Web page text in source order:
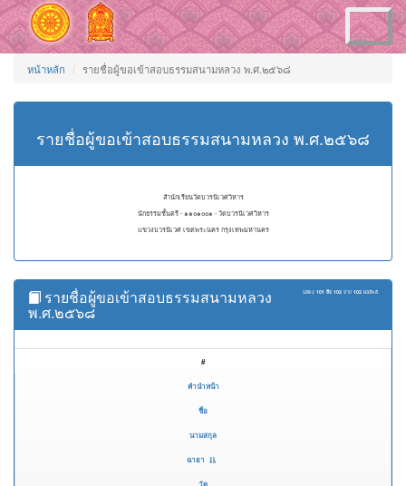
Toggle
navigation
หน้าหลัก รายชื่อผู้ขอเข้าสอบธรรมสนามหลวง พ.ศ.๒๕๖๘
รายชื่อผู้ขอเข้าสอบธรรมสนามหลวง พ.ศ.๒๕๖๘
สำนักเรียนวัดบวรนิเวศวิหาร
นักธรรมชั้นตรี - ๑๑๐๑๐๐๑ - วัดบวรนิเวศวิหาร
แขวงบวรนิเวศ เขตพระนคร กรุงเทพมหานคร
แสดง 101 ถึง 102 จาก 102 ผลลัพธ์
รายชื่อผู้ขอเข้าสอบธรรมสนามหลวง
พ.ศ.๒๕๖๘
#
คำนำหน้า
ชื่อ
นามสกุล
ฉายา
วัด